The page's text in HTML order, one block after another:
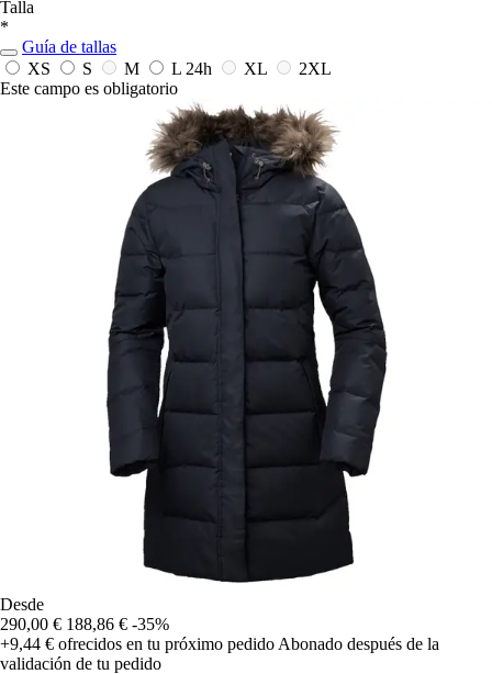
Talla
*
Guía de tallas
XS
S M L 24h XL
2XL
Este campo es obligatorio
Desde
290,00 € 188,86 € -35%
+9,44 € ofrecidos en tu próximo pedido Abonado después de la
validación de tu pedido